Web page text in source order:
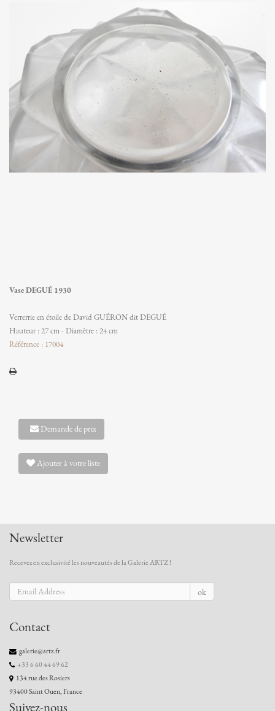
Vase DEGUÉ 1930
Verrerrie en étoile de David GUÉRON dit DEGUÉ
Hauteur : 27 cm - Diamètre : 24 cm
Référence : 17004
Demande de prix
Ajouter à votre liste
Newsletter
Recevez en exclusivité les nouveautés de la Galerie ARTZ !
ok
Contact
galerie@artz.fr
+33 6 60 44 69 62
134 rue des Rosiers
93400 Saint Ouen, France
Suivez-nous